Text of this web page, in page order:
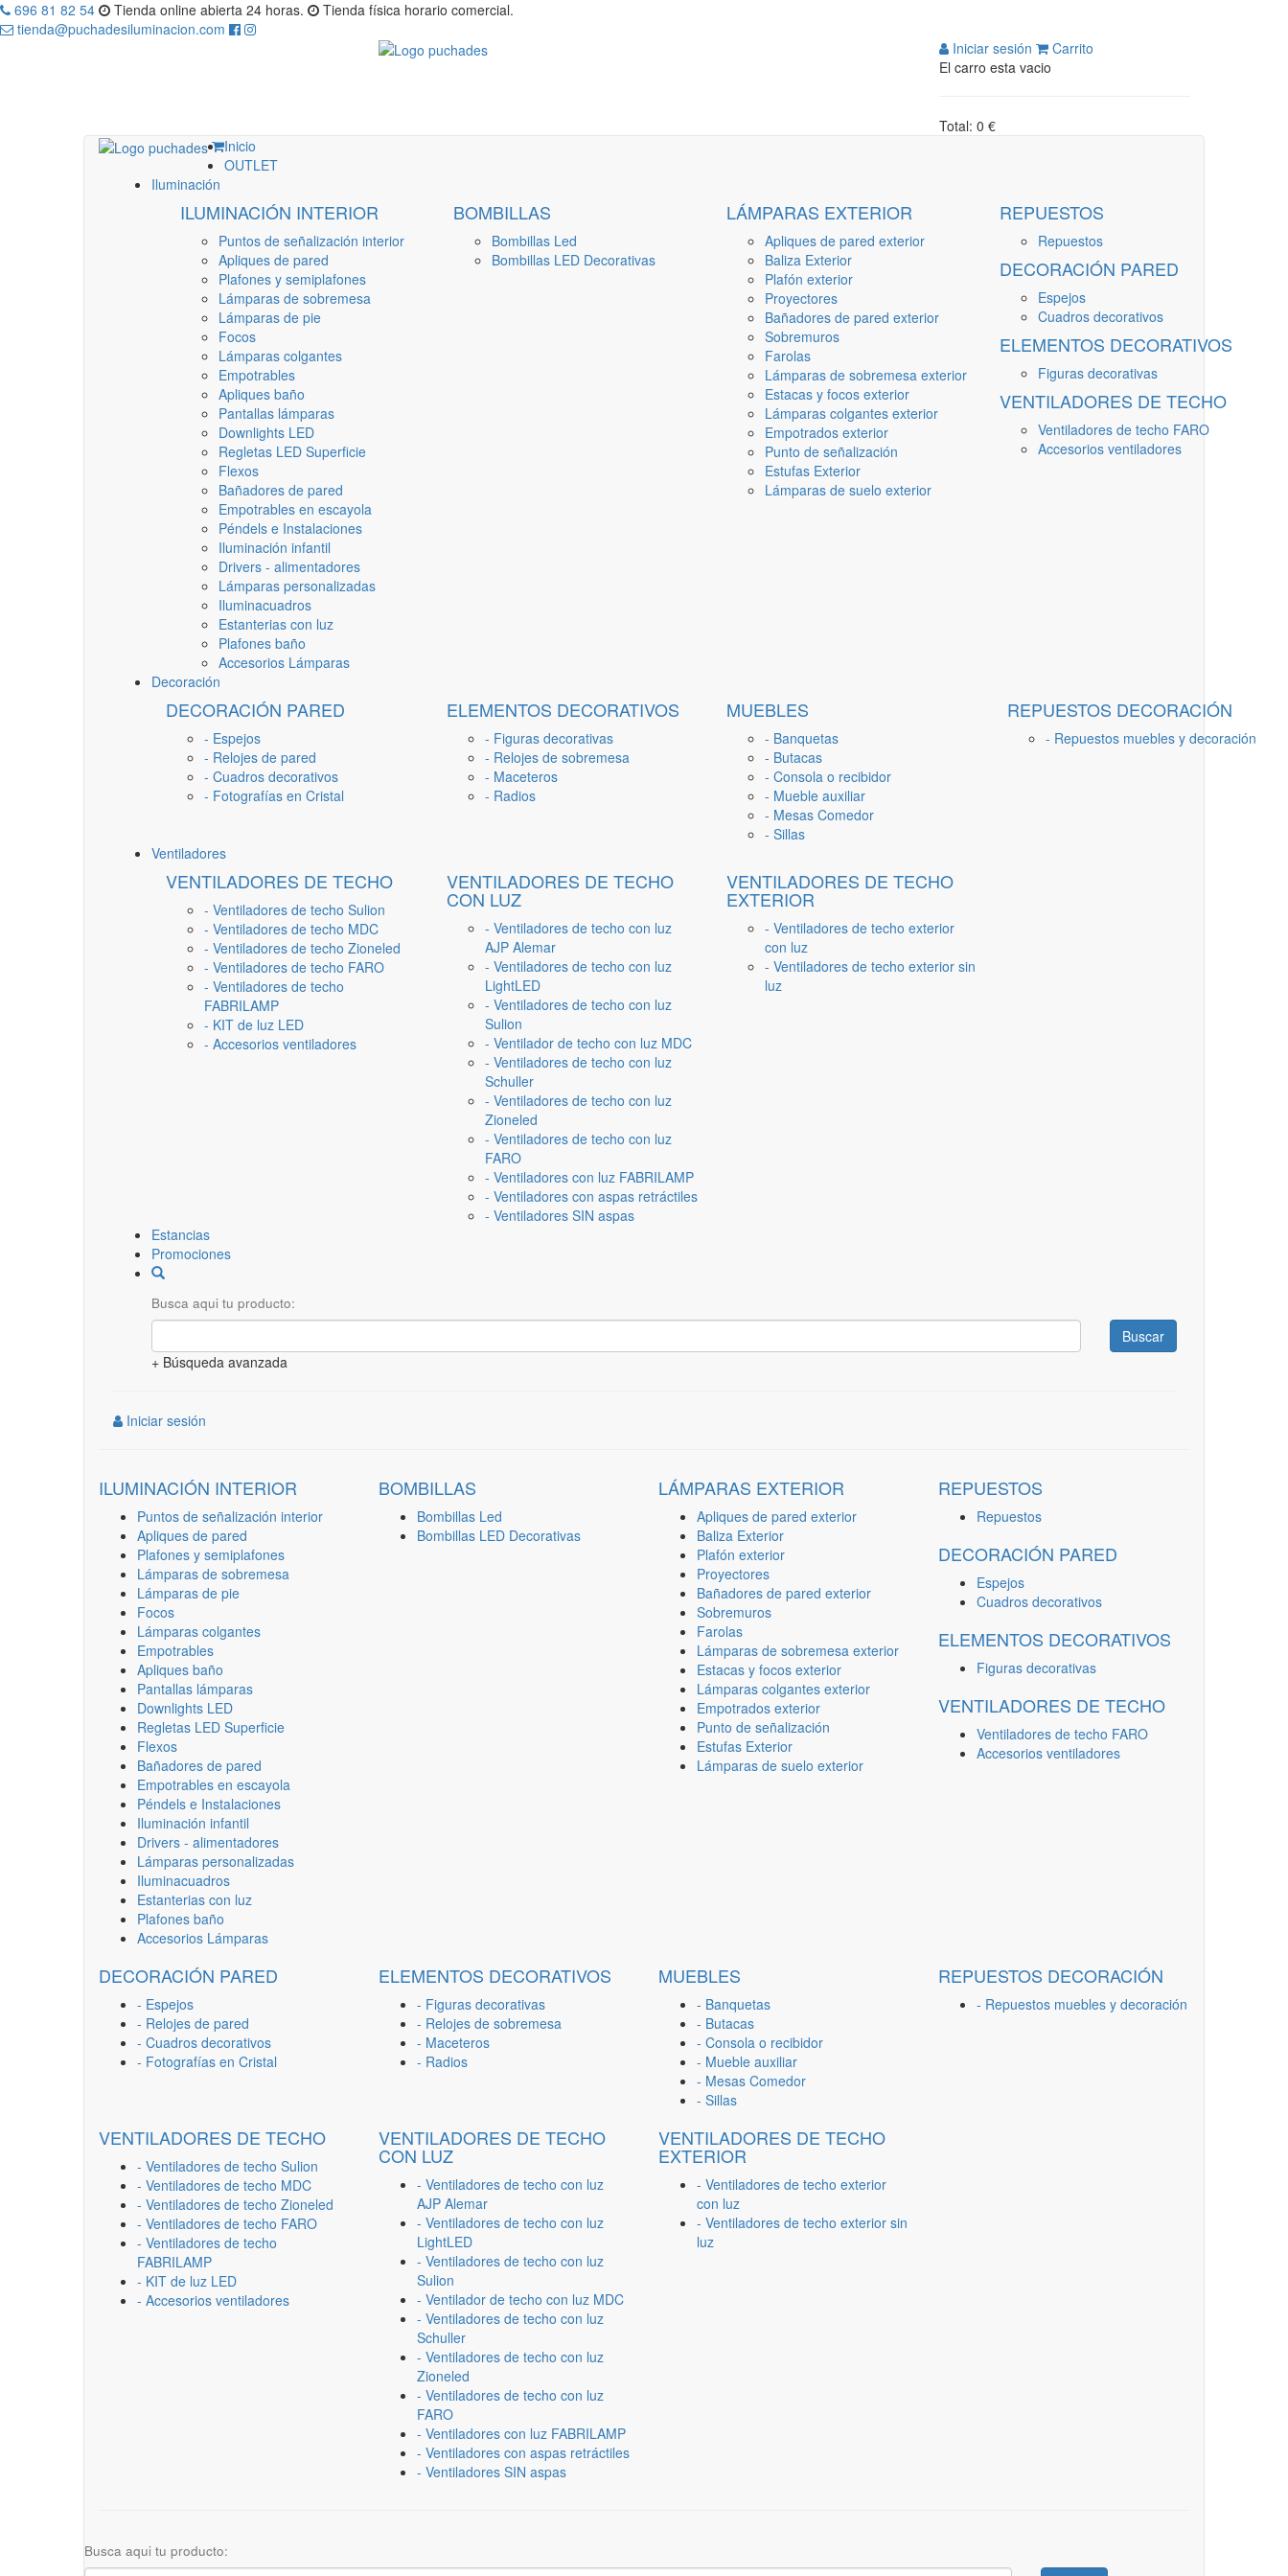
696 81 82 54 Tienda online abierta 24 horas.
Tienda física horario comercial.
tienda@puchadesiluminacion.com
Iniciar sesión
Carrito
El carro esta vacio
Total: 0 €
Inicio
OUTLET
Iluminación
ILUMINACIÓN INTERIOR
Puntos de señalización interior
Apliques de pared
Plafones y semiplafones
Lámparas de sobremesa
Lámparas de pie
Focos
Lámparas colgantes
Empotrables
Apliques baño
Pantallas lámparas
Downlights LED
Regletas LED Superficie
Flexos
Bañadores de pared
Empotrables en escayola
Péndels e Instalaciones
Iluminación infantil
Drivers - alimentadores
Lámparas personalizadas
Iluminacuadros
Estanterias con luz
Plafones baño
Accesorios Lámparas
BOMBILLAS
Bombillas Led
Bombillas LED Decorativas
LÁMPARAS EXTERIOR
Apliques de pared exterior
Baliza Exterior
Plafón exterior
Proyectores
Bañadores de pared exterior
Sobremuros
Farolas
Lámparas de sobremesa exterior
Estacas y focos exterior
Lámparas colgantes exterior
Empotrados exterior
Punto de señalización
Estufas Exterior
Lámparas de suelo exterior
REPUESTOS
Repuestos
DECORACIÓN PARED
Espejos
Cuadros decorativos
ELEMENTOS DECORATIVOS
Figuras decorativas
VENTILADORES DE TECHO
Ventiladores de techo FARO
Accesorios ventiladores
Decoración
DECORACIÓN PARED
- Espejos
- Relojes de pared
- Cuadros decorativos
- Fotografías en Cristal
ELEMENTOS DECORATIVOS
- Figuras decorativas
- Relojes de sobremesa
- Maceteros
- Radios
MUEBLES
- Banquetas
- Butacas
- Consola o recibidor
- Mueble auxiliar
- Mesas Comedor
- Sillas
REPUESTOS DECORACIÓN
- Repuestos muebles y decoración
Ventiladores
VENTILADORES DE TECHO
- Ventiladores de techo Sulion
- Ventiladores de techo MDC
- Ventiladores de techo Zioneled
- Ventiladores de techo FARO
- Ventiladores de techo
FABRILAMP
- KIT de luz LED
- Accesorios ventiladores
VENTILADORES DE TECHO
CON LUZ
- Ventiladores de techo con luz
AJP Alemar
- Ventiladores de techo con luz
LightLED
- Ventiladores de techo con luz
Sulion
- Ventilador de techo con luz MDC
- Ventiladores de techo con luz
Schuller
- Ventiladores de techo con luz
Zioneled
- Ventiladores de techo con luz
FARO
- Ventiladores con luz FABRILAMP
- Ventiladores con aspas retráctiles
- Ventiladores SIN aspas
VENTILADORES DE TECHO
EXTERIOR
- Ventiladores de techo exterior
con luz
- Ventiladores de techo exterior sin
luz
Estancias
Promociones
Busca aqui tu producto:
Buscar
+ Búsqueda avanzada
Iniciar sesión
ILUMINACIÓN INTERIOR
Puntos de señalización interior
Apliques de pared
Plafones y semiplafones
Lámparas de sobremesa
Lámparas de pie
Focos
Lámparas colgantes
Empotrables
Apliques baño
Pantallas lámparas
Downlights LED
Regletas LED Superficie
Flexos
Bañadores de pared
Empotrables en escayola
Péndels e Instalaciones
Iluminación infantil
Drivers - alimentadores
Lámparas personalizadas
Iluminacuadros
Estanterias con luz
Plafones baño
Accesorios Lámparas
BOMBILLAS
Bombillas Led
Bombillas LED Decorativas
LÁMPARAS EXTERIOR
Apliques de pared exterior
Baliza Exterior
Plafón exterior
Proyectores
Bañadores de pared exterior
Sobremuros
Farolas
Lámparas de sobremesa exterior
Estacas y focos exterior
Lámparas colgantes exterior
Empotrados exterior
Punto de señalización
Estufas Exterior
Lámparas de suelo exterior
REPUESTOS
Repuestos
DECORACIÓN PARED
Espejos
Cuadros decorativos
ELEMENTOS DECORATIVOS
Figuras decorativas
VENTILADORES DE TECHO
Ventiladores de techo FARO
Accesorios ventiladores
DECORACIÓN PARED
- Espejos
- Relojes de pared
- Cuadros decorativos
- Fotografías en Cristal
ELEMENTOS DECORATIVOS
- Figuras decorativas
- Relojes de sobremesa
- Maceteros
- Radios
MUEBLES
- Banquetas
- Butacas
- Consola o recibidor
- Mueble auxiliar
- Mesas Comedor
- Sillas
REPUESTOS DECORACIÓN
- Repuestos muebles y decoración
VENTILADORES DE TECHO
- Ventiladores de techo Sulion
- Ventiladores de techo MDC
- Ventiladores de techo Zioneled
- Ventiladores de techo FARO
- Ventiladores de techo
FABRILAMP
- KIT de luz LED
- Accesorios ventiladores
VENTILADORES DE TECHO
CON LUZ
- Ventiladores de techo con luz
AJP Alemar
- Ventiladores de techo con luz
LightLED
- Ventiladores de techo con luz
Sulion
- Ventilador de techo con luz MDC
- Ventiladores de techo con luz
Schuller
- Ventiladores de techo con luz
Zioneled
- Ventiladores de techo con luz
FARO
- Ventiladores con luz FABRILAMP
- Ventiladores con aspas retráctiles
- Ventiladores SIN aspas
VENTILADORES DE TECHO
EXTERIOR
- Ventiladores de techo exterior
con luz
- Ventiladores de techo exterior sin
luz
Busca aqui tu producto: